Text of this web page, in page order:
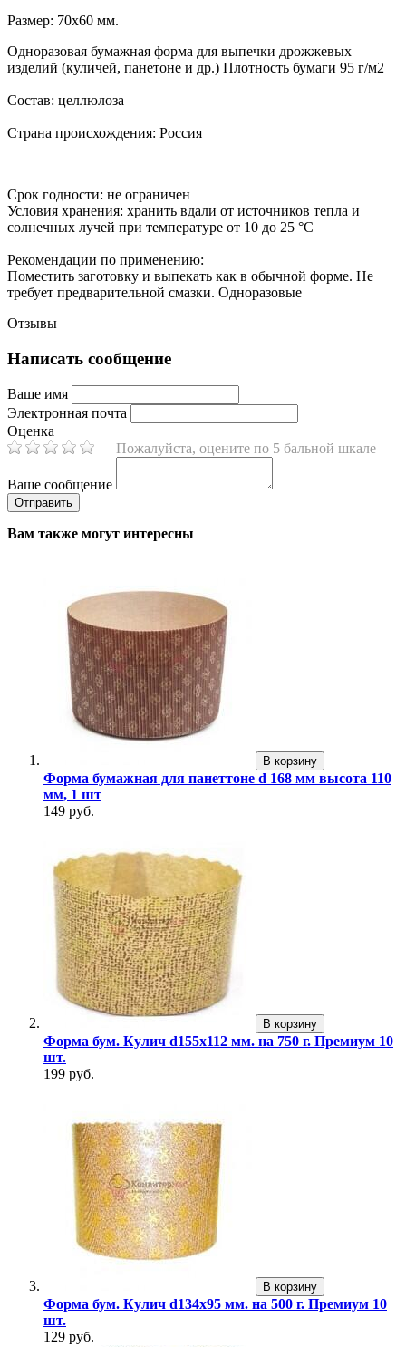
Размер: 70х60 мм.
Одноразовая бумажная форма для выпечки дрожжевых
изделий (куличей, панетоне и др.) Плотность бумаги 95 г/м2
Состав: целлюлоза
Страна происхождения: Россия
Срок годности: не ограничен
Условия хранения: хранить вдали от источников тепла и
солнечных лучей при температуре от 10 до 25 °C
Рекомендации по применению:
Поместить заготовку и выпекать как в обычной форме. Не
требует предварительной смазки. Одноразовые
Отзывы
Написать сообщение
Ваше имя
Электронная почта
Оценка
Пожалуйста, оцените по 5 бальной шкале
Ваше сообщение
Вам также могут интересны
В корзину
Форма бумажная для панеттоне d 168 мм высота 110
мм, 1 шт
149 руб.
В корзину
Форма бум. Кулич d155х112 мм. на 750 г. Премиум 10
шт.
199 руб.
В корзину
Форма бум. Кулич d134х95 мм. на 500 г. Премиум 10
шт.
129 руб.